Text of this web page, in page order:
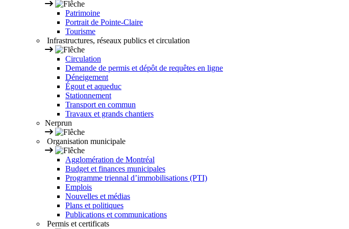
Patrimoine
Portrait de Pointe-Claire
Tourisme
Infrastructures, réseaux publics et circulation
Circulation
Demande de permis et dépôt de requêtes en ligne
Déneigement
Égout et aqueduc
Stationnement
Transport en commun
Travaux et grands chantiers
Nerprun
Organisation municipale
Agglomération de Montréal
Budget et finances municipales
Programme triennal d’immobilisations (PTI)
Emplois
Nouvelles et médias
Plans et politiques
Publications et communications
Permis et certificats